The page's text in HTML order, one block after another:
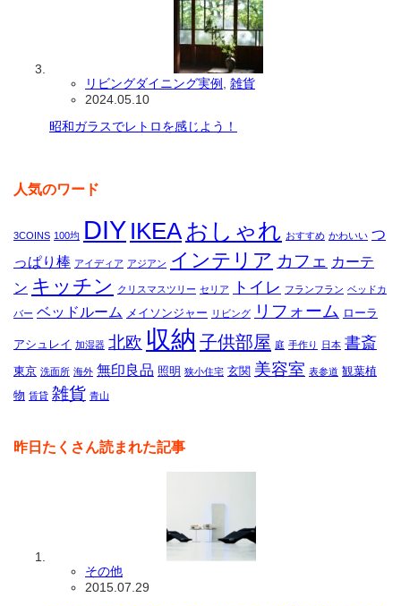
リビングダイニング実例
雑貨
2024.05.10
昭和ガラスでレトロを感じよう！
人気のワード
3COINS 100均 DIY IKEA おしゃれ おすすめ かわいい つ
っぱり棒 アイディア アジアン インテリア カフェ カーテ
ン キッチン クリスマスツリー セリア トイレ フランフラン ベッドカ
バー ベッドルーム メイソンジャー リビング リフォーム ローラ
アシュレイ 加湿器 北欧 収納 子供部屋 庭 手作り 日本 書斎
東京 洗面所 海外 無印良品 照明 狭小住宅 玄関 美容室 表参道 観葉植
物 賃貸 雑貨 青山
昨日たくさん読まれた記事
その他
2015.07.29